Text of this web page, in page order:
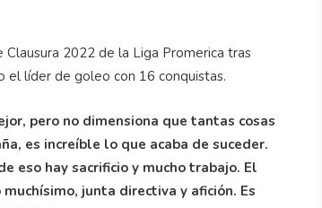
2022 de la Liga Promerica tras
el líder de goleo con 16 conquistas.
pero no dimensiona que tantas cosas
es increíble lo que acaba de suceder.
eso hay sacrificio y mucho trabajo. El
junta directiva y afición. Es